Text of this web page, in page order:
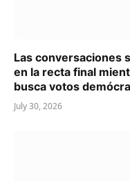
Las conversaciones
en la recta final
busca votos
July 30, 2026